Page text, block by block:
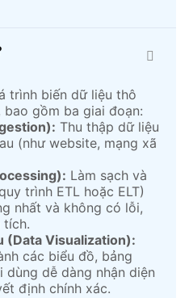
trình biến dữ liệu thô
gồm ba giai đoạn:
Thu thập dữ liệu
(như website, mạng xã
Làm sạch và
trình ETL hoặc ELT)
nhất và không có lỗi,
tích.
(Data Visualization):
các biểu đồ, bảng
dùng dễ dàng nhận diện
định chính xác.